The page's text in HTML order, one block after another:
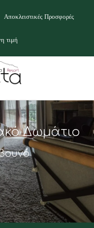
Αποκλειστικές Προσφορές
τιμή
Δωμάτιο